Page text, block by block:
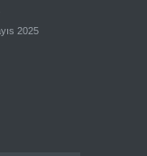
2025